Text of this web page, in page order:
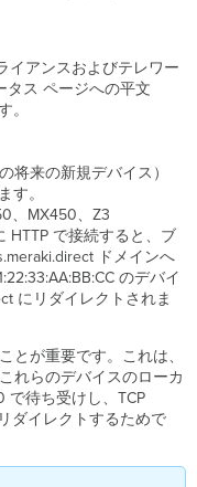
イアンスおよびテレワー
タス ページへの平文
。
将来の新規デバイス）
す。
、MX450、Z3
HTTP で接続すると、ブ
ドメインへ
のデバイ
にリダイレクトされま
とが重要です。これは、
れらのデバイスのローカ
で待ち受けし、TCP
ダイレクトするためで